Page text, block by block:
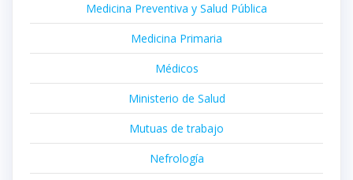
Medicina Preventiva y Salud Pública
Medicina Primaria
Médicos
Ministerio de Salud
Mutuas de trabajo
Nefrología